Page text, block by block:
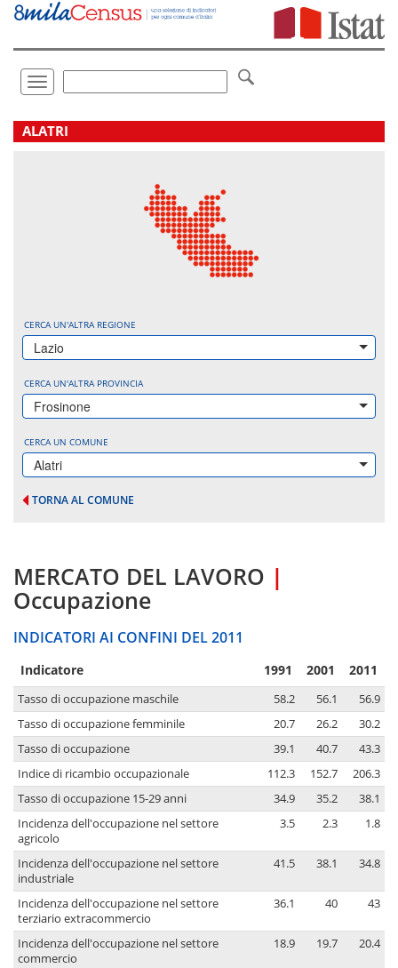
Vai
direttamente
Toggle
navigation
.
ALATRI
CERCA UN'ALTRA REGIONE
Lazio
CERCA UN'ALTRA PROVINCIA
Frosinone
CERCA UN COMUNE
Alatri
TORNA AL COMUNE
MERCATO DEL LAVORO |
Occupazione
INDICATORI AI CONFINI DEL 2011
Indicatore 1991 2001 2011
Tasso di occupazione maschile 58.2 56.1
56.9
Tasso di occupazione femminile
20.7 26.2
30.2
Tasso di occupazione
39.1 40.7
43.3
Indice di ricambio occupazionale
112.3 152.7
206.3
Tasso di occupazione 15-29 anni
34.9 35.2
38.1
Incidenza dell'occupazione nel settore
agricolo
3.5 2.3 1.8
Incidenza dell'occupazione nel settore
industriale
41.5 38.1 34.8
Incidenza dell'occupazione nel settore
terziario extracommercio
36.1 40 43
Incidenza dell'occupazione nel settore
commercio
18.9 19.7 20.4